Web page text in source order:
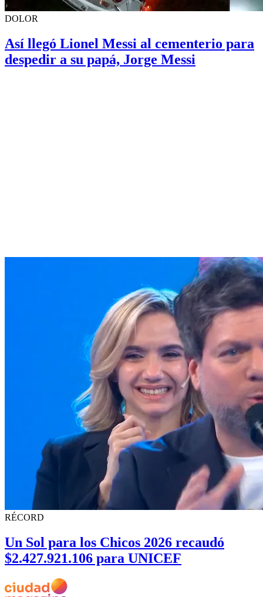
DOLOR
Así llegó Lionel Messi al cementerio para
despedir a su papá, Jorge Messi
RÉCORD
Un Sol para los Chicos 2026 recaudó
$2.427.921.106 para UNICEF